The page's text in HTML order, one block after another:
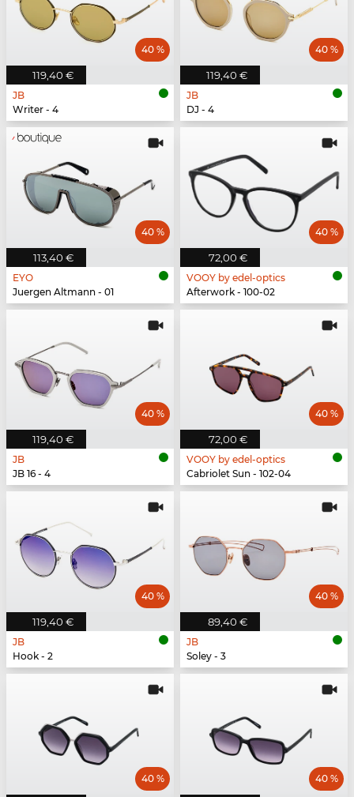
119,40 €
40 %
JB
Writer - 4
119,40 €
40 %
JB
DJ - 4
113,40 €
40 %
EYO
Juergen Altmann - 01
72,00 €
40 %
VOOY by edel-optics
Afterwork - 100-02
119,40 €
40 %
JB
JB 16 - 4
72,00 €
40 %
VOOY by edel-optics
Cabriolet Sun - 102-04
119,40 €
40 %
JB
Hook - 2
89,40 €
40 %
JB
Soley - 3
40 % 40 %